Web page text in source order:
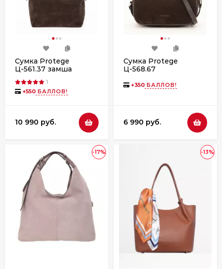
Сумка Protege
Ц-561.37 замша
1
+550 БАЛЛОВ!
10 990 руб.
Сумка Protege
Ц-568.67
+350 БАЛЛОВ!
6 990 руб.
-17% -13%